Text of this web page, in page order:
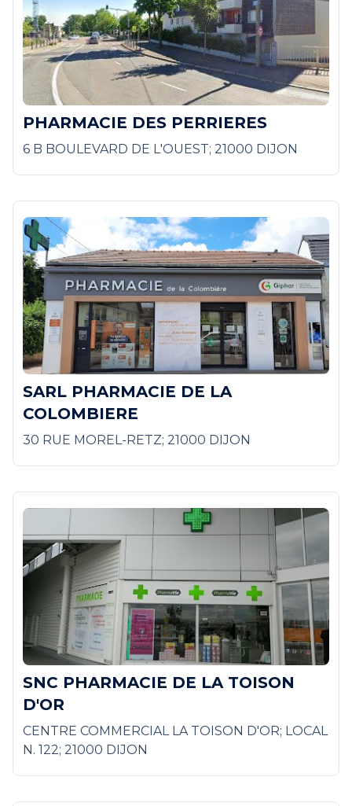
PHARMACIE DES PERRIERES
6 B BOULEVARD DE L'OUEST; 21000 DIJON
SARL PHARMACIE DE LA
COLOMBIERE
30 RUE MOREL-RETZ; 21000 DIJON
SNC PHARMACIE DE LA TOISON
D'OR
CENTRE COMMERCIAL LA TOISON D'OR; LOCAL
N. 122; 21000 DIJON